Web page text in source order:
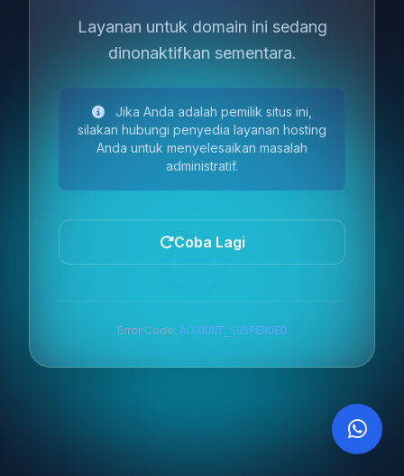
Layanan untuk domain ini sedang
dinonaktifkan sementara.
Jika Anda adalah pemilik situs ini,
silakan hubungi penyedia layanan hosting
Anda untuk menyelesaikan masalah
administratif.
Coba Lagi
Error Code: ACCOUNT_SUSPENDED